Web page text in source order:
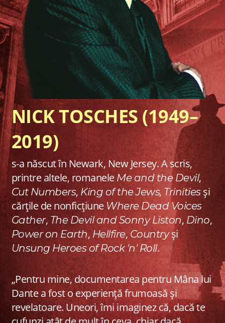
NICK TOSCHES (1949–
2019)
s-a născut în Newark, New Jersey. A scris,
printre altele, romaneleMe and the Devil,
Cut Numbers,King of the Jews, Trinitiesși
cărțile de nonficțiuneWhere Dead Voices
Gather,The Devil and Sonny Liston,Dino,
Power on Earth,Hellfire,Countryși
Unsung Heroes of Rock 'n' Roll.
„Pentru mine, documentarea pentru Mâna lui
Dante a fost o experiență frumoasă și
revelatoare. Uneori, îmi imaginez că, dacă te